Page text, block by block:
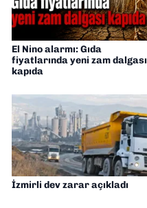
El Nino alarmı: Gıda
fiyatlarında yeni zam dalgası
kapıda
İzmirli dev zarar açıkladı